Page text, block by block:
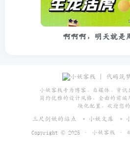
啊啊啊，明天就是
小妖客栈专为博客、自媒体、资讯
简约优雅的设计风格，全面的前端
块化配置，欢迎您
三尺剑妖的站点 小妖文库
Copyright © 2025 · 小妖客栈 ·